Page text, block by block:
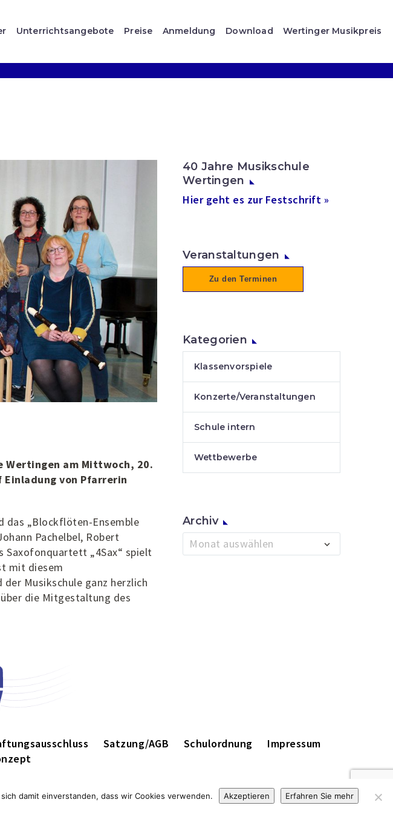
Unterrichtsangebote Preise Anmeldung Download Wertinger Musikpreis
Wertingen am Mittwoch, 20.
Einladung von Pfarrerin
das „Blockflöten-Ensemble
Pachelbel, Robert
Saxofonquartett „4Sax“ spielt
mit diesem
Musikschule ganz herzlich
die Mitgestaltung des
40 Jahre Musikschule
Wertingen
Hier geht es zur Festschrift »
Veranstaltungen
Zu den Terminen
Kategorien
Klassenvorspiele
Konzerte/Veranstaltungen
Schule intern
Wettbewerbe
Archiv
Archiv
Monat auswählen
Satzung/AGB Schulordnung
Impressum
damit einverstanden, dass wir Cookies verwenden. Akzeptieren Erfahren Sie mehr